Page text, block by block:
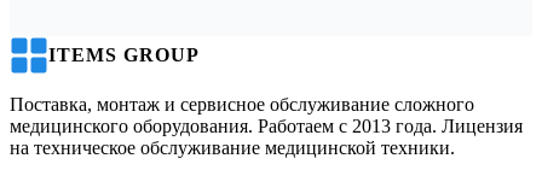
ITEMS GROUP
Поставка, монтаж и сервисное обслуживание сложного
медицинского оборудования. Работаем с 2013 года. Лицензия
на техническое обслуживание медицинской техники.